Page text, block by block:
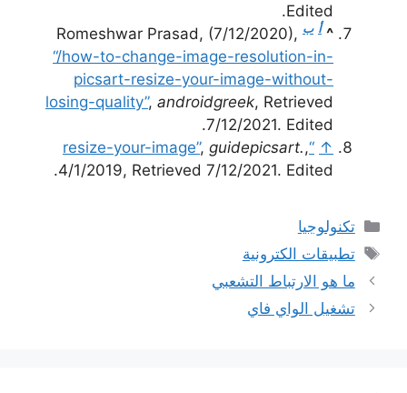
Edited.
^ أ ب Romeshwar Prasad, (7/12/2020),
“/how-to-change-image-resolution-in-
picsart-resize-your-image-without-
losing-quality”, androidgreek, Retrieved
7/12/2021. Edited.
↑
“resize-your-image”
, guidepicsart.,
4/1/2019, Retrieved 7/12/2021. Edited.
التصنيفات
تكنولوجيا
الوسوم
تطبيقات الكترونية
ما هو الارتباط التشعبي
تشغيل الواي فاي